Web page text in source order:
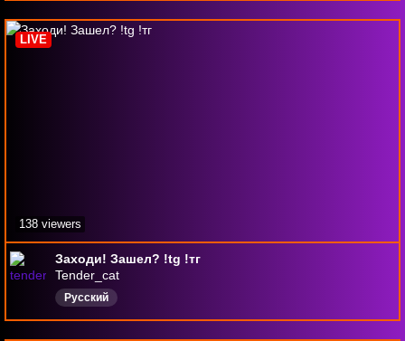
Заходи! Зашел? !tg !тг
Tender_cat
Русский
LIVE
138 viewers